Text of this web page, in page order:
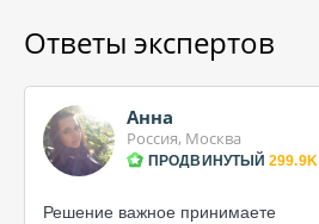
Ответы экспертов
Анна
Россия, Москва
ПРОДВИНУТЫЙ 299.9K
Решение важное принимаете